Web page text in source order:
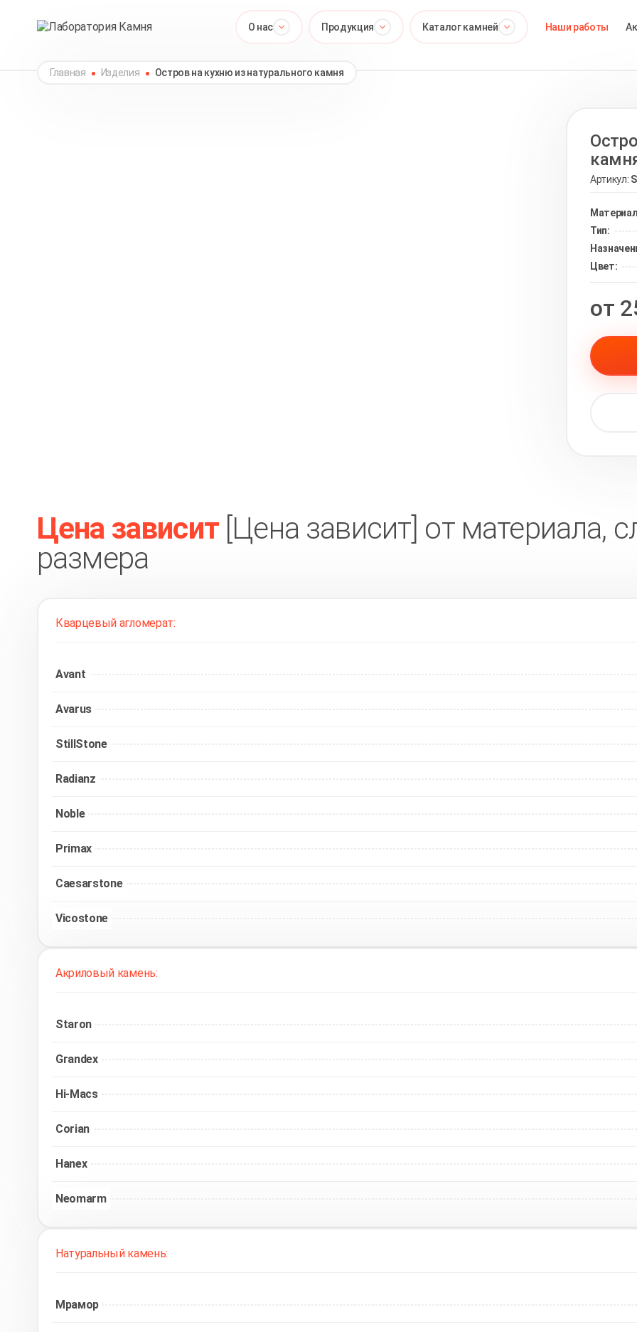
О нас Продукция Каталог камней Наши работы
Главная Изделия Остров на кухню из натурального камня
Артикул:
Тип:
Цвет:
от
Цена зависит[Цена зависит] от материала,
размера
Кварцевый агломерат:
Avant
Avarus
StillStone
Radianz
Noble
Primax
Caesarstone
Vicostone
Акриловый камень:
Staron
Grandex
Hi-Macs
Corian
Hanex
Neomarm
Натуральный камень:
Мрамор